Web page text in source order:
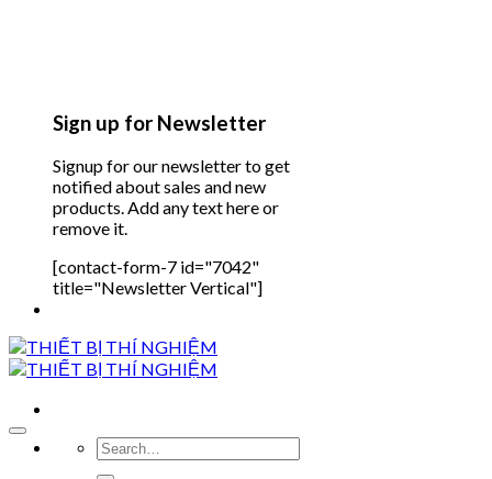
Sign up for Newsletter
Signup for our newsletter to get
notified about sales and new
products. Add any text here or
remove it.
[contact-form-7 id="7042"
title="Newsletter Vertical"]
Search
for: